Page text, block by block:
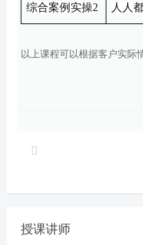
综合案例 实操2 人人
以上课程可以根据客户实际
授课讲师